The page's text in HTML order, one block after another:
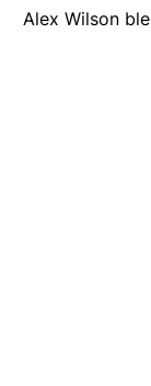
Alex Wilson